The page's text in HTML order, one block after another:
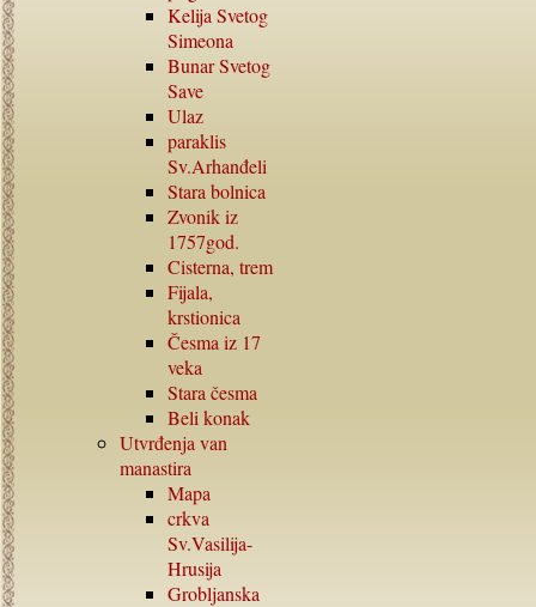
Kelija Svetog
Simeona
Bunar Svetog
Save
Ulaz
paraklis
Sv.Arhanđeli
Stara bolnica
Zvonik iz
1757god.
Cisterna, trem
Fijala,
krstionica
Česma iz 17
veka
Stara česma
Beli konak
Utvrđenja van
manastira
Mapa
crkva
Sv.Vasilija-
Hrusija
Grobljanska